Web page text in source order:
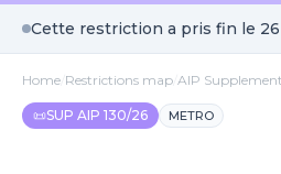
Cette restriction a pris fin le
Home Restrictions map AIP
📜SUP AIP 130/26 METRO